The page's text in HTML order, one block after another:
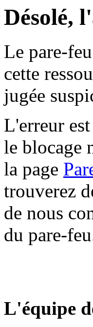
Désolé,
Le pare-
cette
jugée
L'erreur
le blocage
la page
trouverez
de nous
du pare-
L'équipe